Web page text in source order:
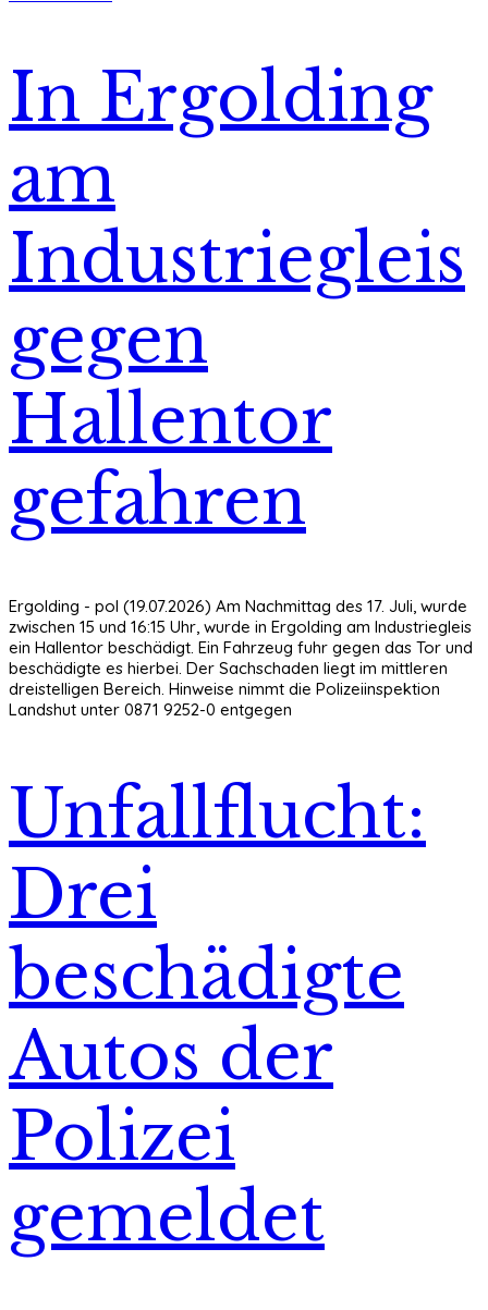
In Ergolding
am
Industriegleis
gegen
Hallentor
gefahren
Ergolding - pol (19.07.2026) Am Nachmittag des 17. Juli, wurde
zwischen 15 und 16:15 Uhr, wurde in Ergolding am Industriegleis
ein Hallentor beschädigt. Ein Fahrzeug fuhr gegen das Tor und
beschädigte es hierbei. Der Sachschaden liegt im mittleren
dreistelligen Bereich. Hinweise nimmt die Polizeiinspektion
Landshut unter 0871 9252-0 entgegen
Unfallflucht:
Drei
beschädigte
Autos der
Polizei
gemeldet